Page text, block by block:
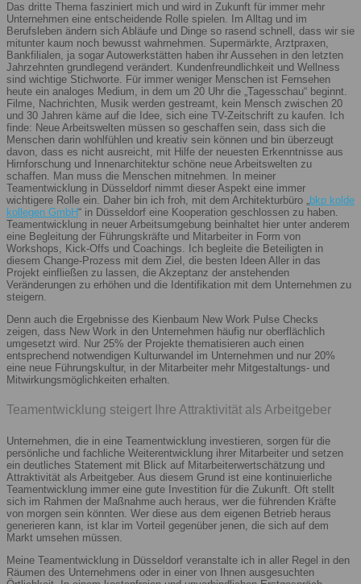
Das dritte Thema fasziniert mich und wird in Zukunft für immer mehr
Unternehmen eine entscheidende Rolle spielen. Im Alltag und im
Berufsleben ändern sich Abläufe und Dinge so rasend schnell, dass wir sie
mitunter kaum noch bewusst wahrnehmen. Supermärkte, Arztpraxen,
Bankfilialen, ja sogar Autowerkstätten haben ihr Aussehen in den letzten
Jahrzehnten grundlegend verändert. Kundenfreundlichkeit und Wellness
sind wichtige Stichworte. Für immer weniger Menschen ist Fernsehen
heute ein analoges Medium, in dem um 20 Uhr die „Tagesschau“ beginnt.
Filme, Nachrichten, Musik werden gestreamt, kein Mensch zwischen 20
und 30 Jahren käme auf die Idee, sich eine TV-Zeitschrift zu kaufen. Ich
finde: Neue Arbeitswelten müssen so geschaffen sein, dass sich die
Menschen darin wohlfühlen und kreativ sein können und bin überzeugt
davon, dass es nicht ausreicht, mit Hilfe der neuesten Erkenntnisse aus
Hirnforschung und Innenarchitektur schöne neue Arbeitswelten zu
schaffen. Man muss die Menschen mitnehmen. In meiner
Teamentwicklung in Düsseldorf nimmt dieser Aspekt eine immer
wichtigere Rolle ein. Daher bin ich froh, mit dem Architekturbüro „bkp kolde
kollegen GmbH“ in Düsseldorf eine Kooperation geschlossen zu haben.
Teamentwicklung in neuer Arbeitsumgebung beinhaltet hier unter anderem
eine Begleitung der Führungskräfte und Mitarbeiter in Form von
Workshops, Kick-Offs und Coachings. Ich begleite die Beteiligten in
diesem Change-Prozess mit dem Ziel, die besten Ideen Aller in das
Projekt einfließen zu lassen, die Akzeptanz der anstehenden
Veränderungen zu erhöhen und die Identifikation mit dem Unternehmen zu
steigern.
Denn auch die Ergebnisse des Kienbaum New Work Pulse Checks
zeigen, dass New Work in den Unternehmen häufig nur oberflächlich
umgesetzt wird. Nur 25% der Projekte thematisieren auch einen
entsprechend notwendigen Kulturwandel im Unternehmen und nur 20%
eine neue Führungskultur, in der Mitarbeiter mehr Mitgestaltungs- und
Mitwirkungsmöglichkeiten erhalten.
Teamentwicklung steigert Ihre Attraktivität als Arbeitgeber
Unternehmen, die in eine Teamentwicklung investieren, sorgen für die
persönliche und fachliche Weiterentwicklung ihrer Mitarbeiter und setzen
ein deutliches Statement mit Blick auf Mitarbeiterwertschätzung und
Attraktivität als Arbeitgeber. Aus diesem Grund ist eine kontinuierliche
Teamentwicklung immer eine gute Investition für die Zukunft. Oft stellt
sich im Rahmen der Maßnahme auch heraus, wer die führenden Kräfte
von morgen sein könnten. Wer diese aus dem eigenen Betrieb heraus
generieren kann, ist klar im Vorteil gegenüber jenen, die sich auf dem
Markt umsehen müssen.
Meine Teamentwicklung in Düsseldorf veranstalte ich in aller Regel in den
Räumen des Unternehmens oder in einer von Ihnen ausgesuchten